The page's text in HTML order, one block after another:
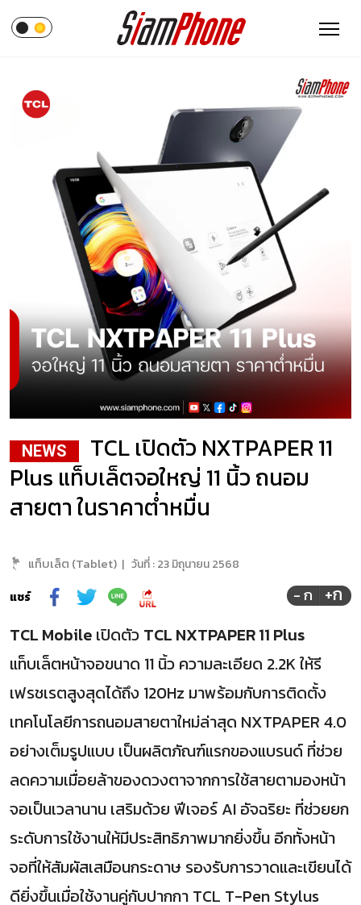
NEWS
TCL เปิดตัว NXTPAPER 11
Plus แท็บเล็ตจอใหญ่ 11 นิ้ว ถนอม
สายตา ในราคาต่ำหมื่น
แท็บเล็ต (Tablet) | วันที่ :23 มิถุนายน 2568
แชร์
- ก +ก
TCL Mobile เปิดตัว TCL NXTPAPER 11 Plus
แท็บเล็ตหน้าจอขนาด 11 นิ้ว ความละเอียด 2.2K ให้รี
เฟรชเรตสูงสุดได้ถึง 120Hz มาพร้อมกับการติดตั้ง
เทคโนโลยีการถนอมสายตาใหม่ล่าสุด NXTPAPER 4.0
อย่างเต็มรูปแบบ เป็นผลิตภัณฑ์แรกของแบรนด์ ที่ช่วย
ลดความเมื่อยล้าของดวงตาจากการใช้สายตามองหน้า
จอเป็นเวลานาน เสริมด้วย ฟีเจอร์ AI อัจฉริยะ ที่ช่วยยก
ระดับการใช้งานให้มีประสิทธิภาพมากยิ่งขึ้น อีกทั้งหน้า
จอที่ให้สัมผัสเสมือนกระดาษ รองรับการวาดและเขียนได้
ดียิ่งขึ้นเมื่อใช้งานคู่กับปากกา TCL T-Pen Stylus